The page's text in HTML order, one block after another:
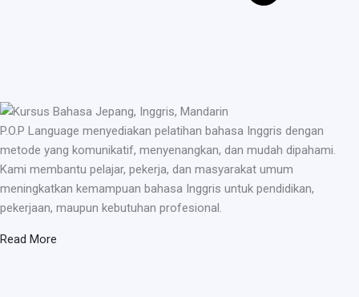
P.O.P Language menyediakan pelatihan bahasa Inggris dengan
metode yang komunikatif, menyenangkan, dan mudah dipahami.
Kami membantu pelajar, pekerja, dan masyarakat umum
meningkatkan kemampuan bahasa Inggris untuk pendidikan,
pekerjaan, maupun kebutuhan profesional.
Read More